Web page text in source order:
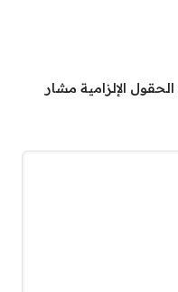
الحقول الإلزامية مشار